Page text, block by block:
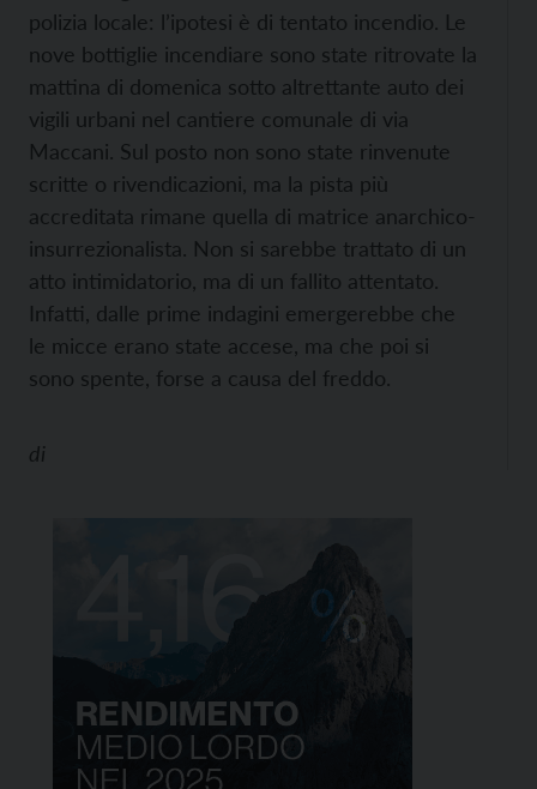
polizia locale: l’ipotesi è di tentato incendio. Le
nove bottiglie incendiare sono state ritrovate la
mattina di domenica sotto altrettante auto dei
vigili urbani nel cantiere comunale di via
Maccani. Sul posto non sono state rinvenute
scritte o rivendicazioni, ma la pista più
accreditata rimane quella di matrice anarchico-
insurrezionalista. Non si sarebbe trattato di un
atto intimidatorio, ma di un fallito attentato.
Infatti, dalle prime indagini emergerebbe che
le micce erano state accese, ma che poi si
sono spente, forse a causa del freddo.
di